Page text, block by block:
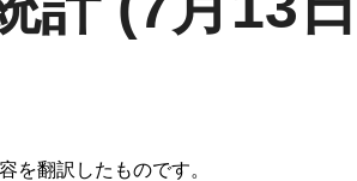
を翻訳したものです。